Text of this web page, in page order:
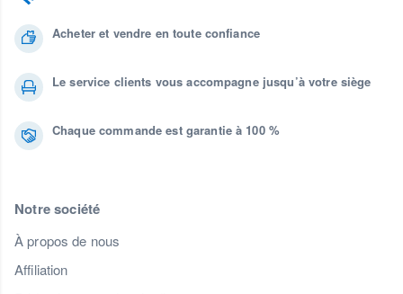
Acheter et vendre en toute confiance
Le service clients vous accompagne jusqu’à votre siège
Chaque commande est garantie à 100 %
Notre société
À propos de nous
Affiliation